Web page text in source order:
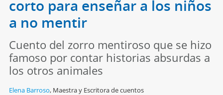
corto para enseñar a los niños
a no mentir
Cuento del zorro mentiroso que se hizo
famoso por contar historias absurdas a
los otros animales
Elena Barroso, Maestra y Escritora de cuentos